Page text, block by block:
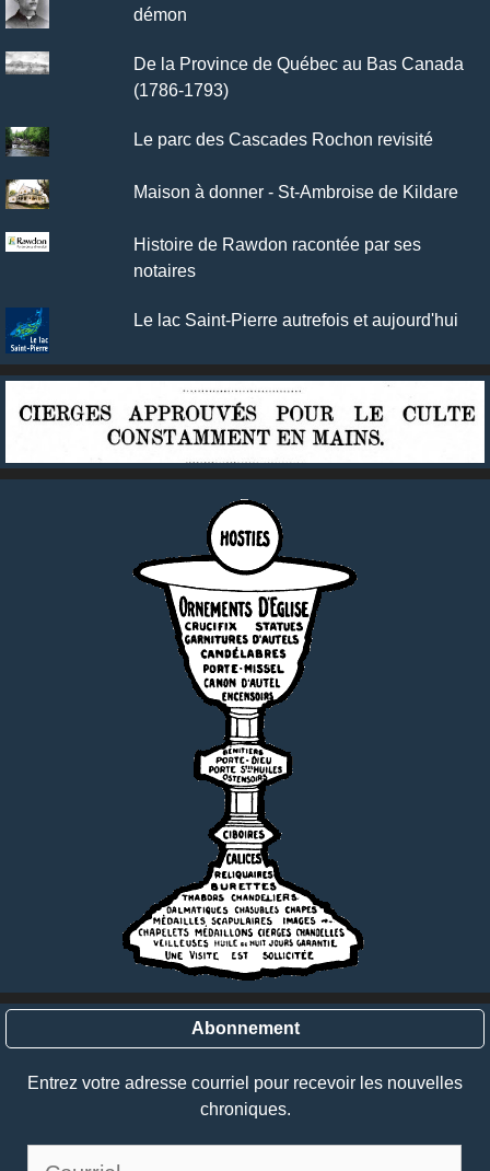
démon
De la Province de Québec au Bas Canada
(1786-1793)
Le parc des Cascades Rochon revisité
Maison à donner - St-Ambroise de Kildare
Histoire de Rawdon racontée par ses
notaires
Le lac Saint-Pierre autrefois et aujourd'hui
Abonnement
Entrez votre adresse courriel pour recevoir les nouvelles
chroniques.